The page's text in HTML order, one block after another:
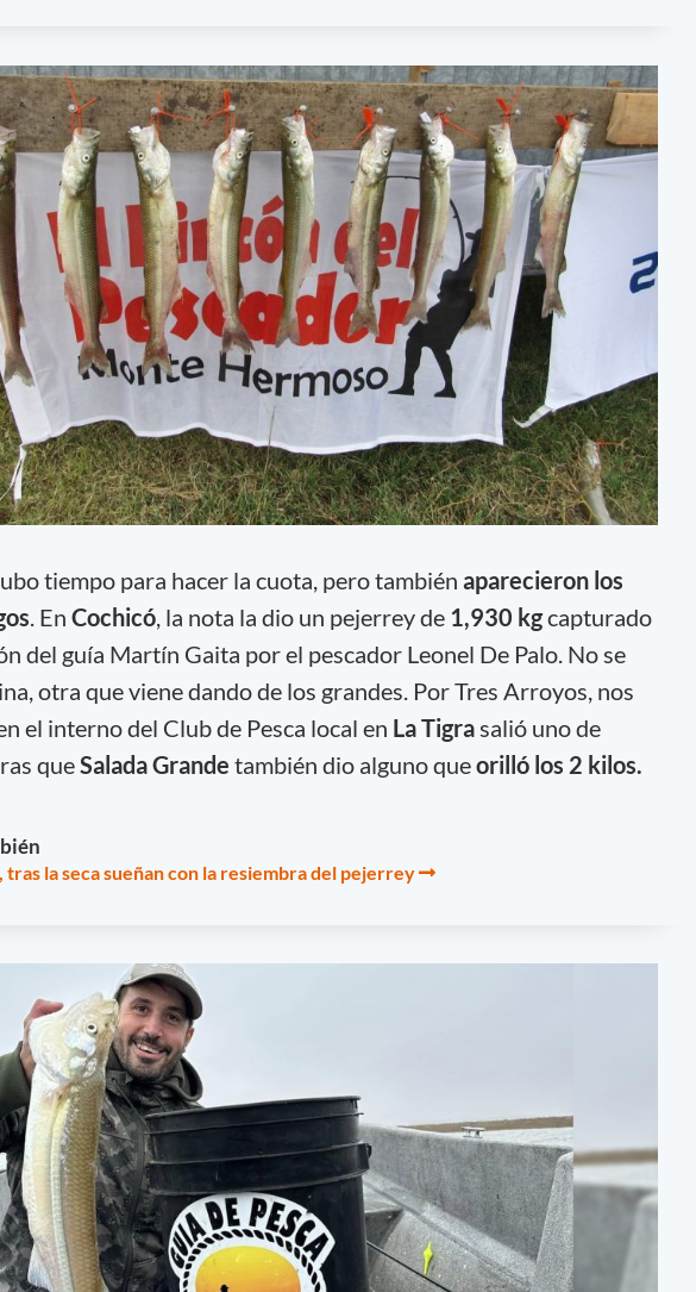
tiempo para hacer la cuota, pero también aparecieron los
. En Cochicó, la nota la dio un pejerrey de 1,930 kgcapturado
del guía Martín Gaita por el pescador Leonel De Palo. No se
otra que viene dando de los grandes. Por Tres Arroyos, nos
el interno del Club de Pesca local en La Tigrasalió uno de
queSalada Grande también dio alguno queorilló los 2 kilos.
tras la seca sueñan con la resiembra del pejerrey